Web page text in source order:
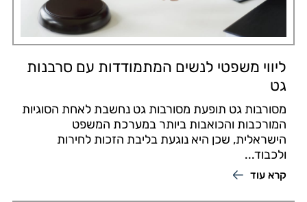
ליווי משפטי לנשים המתמודדות עם סרבנות
גט
מסורבות גט תופעת מסורבות גט נחשבת לאחת הסוגיות
המורכבות והכואבות ביותר במערכת המשפט
הישראלית, שכן היא נוגעת בליבת הזכות לחירות
ולכבוד...
קרא עוד